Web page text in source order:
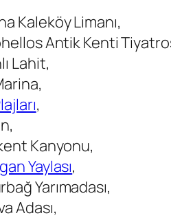
Kaleköy Limanı,
Antik Kenti
Lahit,
,
Kanyonu,
Yaylası,
Yarımadası,
Adası,